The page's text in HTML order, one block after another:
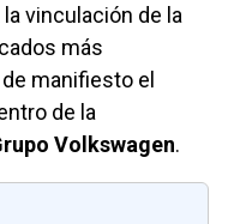
vinculación de la
más
manifiesto el
de la
Volkswagen.